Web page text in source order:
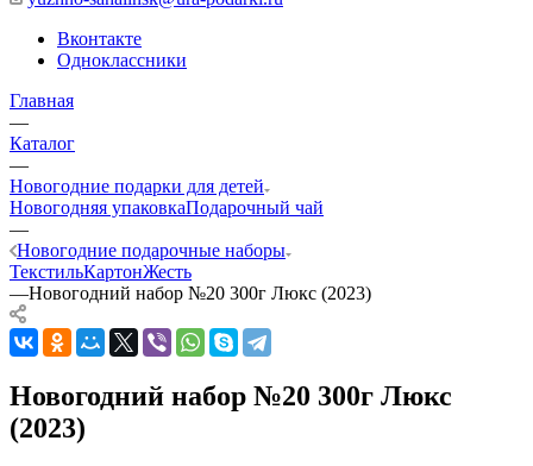
Вконтакте
Одноклассники
Главная
—
Каталог
—
Новогодние подарки для детей
Новогодняя упаковкаПодарочный чай
—
Новогодние подарочные наборы
ТекстильКартонЖесть
—Новогодний набор №20 300г Люкс (2023)
Новогодний набор №20 300г Люкс
(2023)